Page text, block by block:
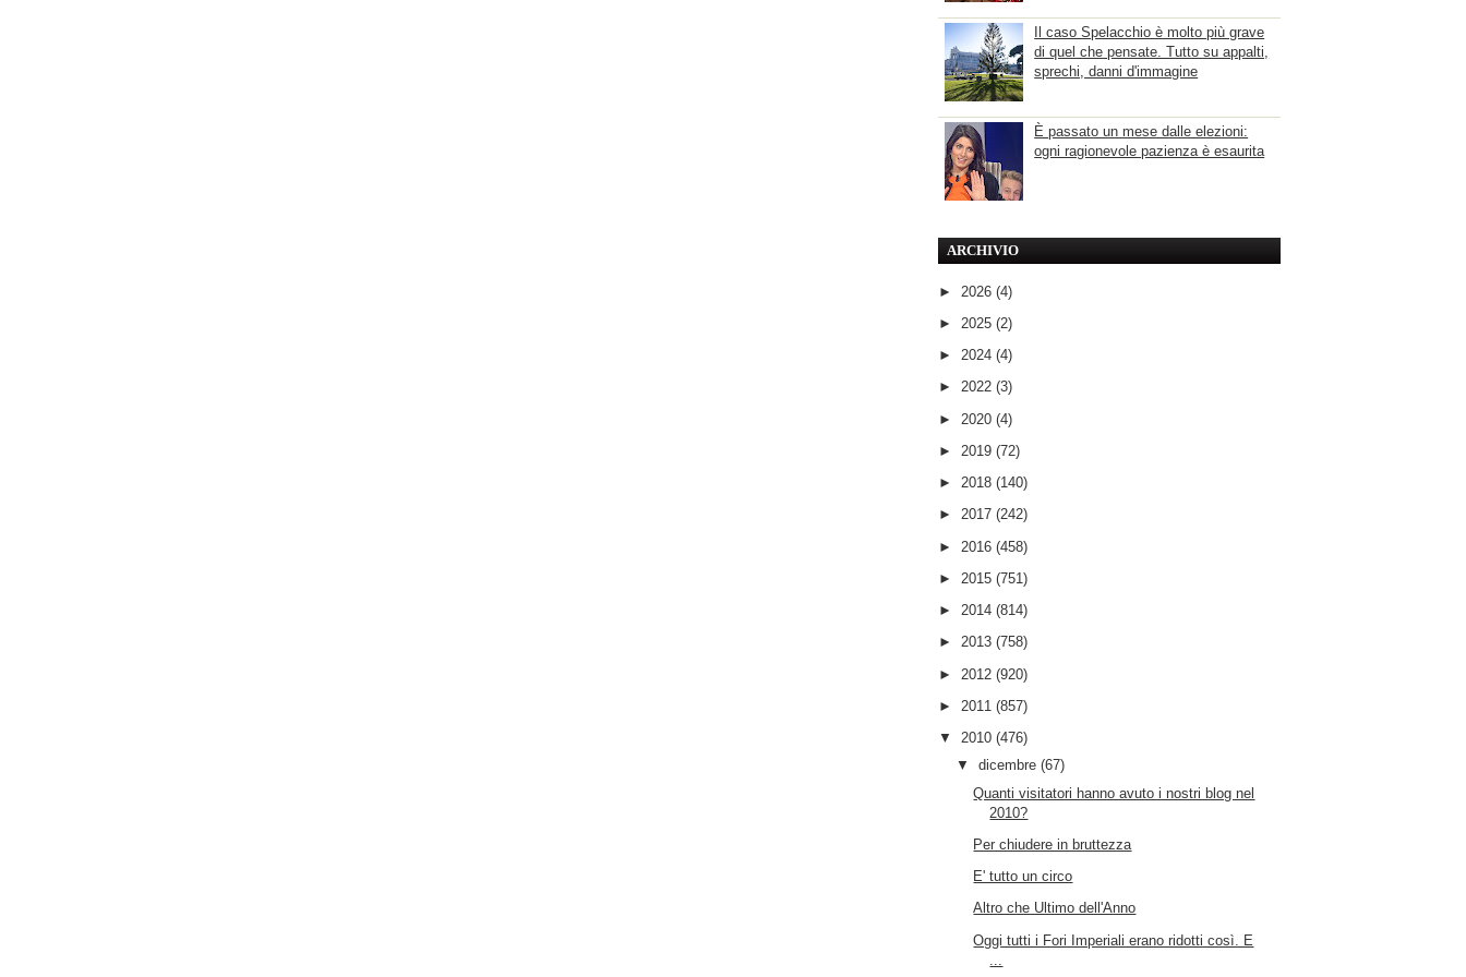
Il caso Spelacchio è molto più grave
di quel che pensate. Tutto su appalti,
sprechi, danni d'immagine
È passato un mese dalle elezioni:
ogni ragionevole pazienza è esaurita
ARCHIVIO
► 2026 (4)
► 2025 (2)
► 2024 (4)
► 2022 (3)
► 2020 (4)
► 2019 (72)
► 2018 (140)
► 2017 (242)
► 2016 (458)
► 2015 (751)
► 2014 (814)
► 2013 (758)
► 2012 (920)
► 2011 (857)
▼ 2010 (476)
▼ dicembre (67)
Quanti visitatori hanno avuto i nostri blog nel
2010?
Per chiudere in bruttezza
E' tutto un circo
Altro che Ultimo dell'Anno
Oggi tutti i Fori Imperiali erano ridotti così. E